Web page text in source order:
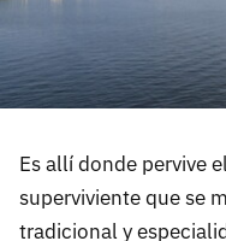
Es allí donde pervive el
superviviente que se
tradicional y